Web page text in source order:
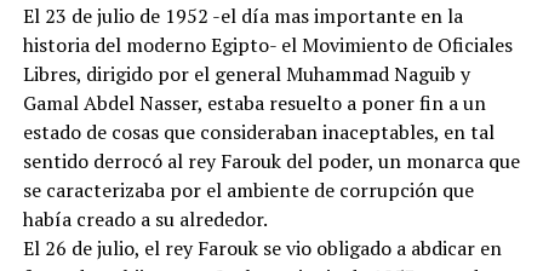
El 23 de julio de 1952 -el día mas importante en la
historia del moderno Egipto- el Movimiento de Oficiales
Libres, dirigido por el general Muhammad Naguib y
Gamal Abdel Nasser, estaba resuelto a poner fin a un
estado de cosas que consideraban inaceptables, en tal
sentido derrocó al rey Farouk del poder, un monarca que
se caracterizaba por el ambiente de corrupción que
había creado a su alrededor.
El 26 de julio, el rey Farouk se vio obligado a abdicar en